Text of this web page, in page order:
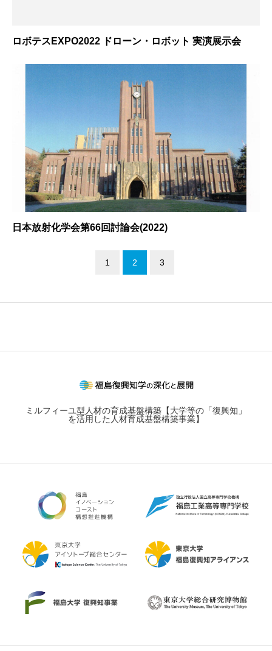
ロボテスEXPO2022 ドローン・ロボット 実演展示会
日本放射化学会第66回討論会(2022)
1 2 3
ミルフィーユ型人材の育成基盤構築【大学等の「復興知」
を活用した人材育成基盤構築事業】